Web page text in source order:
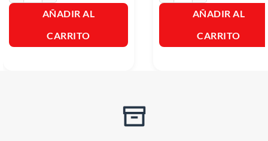
AÑADIR AL
CARRITO
AÑADIR AL
CARRITO